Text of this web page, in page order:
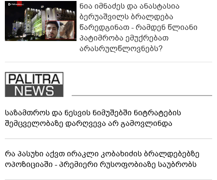
ნია იმნაძეს და ანასტასია
ბერუაშვილს ბრალდება
წარედგინათ - რამდენ წლიანი
პატიმრობა ემუქრებათ
არასრულწლოვნებს?
საზამთროს და ნესვის ნიმუშებში ნიტრატების
შემცველობაზე დარღვევა არ გამოვლინდა
რა პასუხი აქვთ ირაკლი კობახიძის ბრალდებებზე
ოპოზიციაში - პრემიერი რუსოფობიაზე საუბრობს